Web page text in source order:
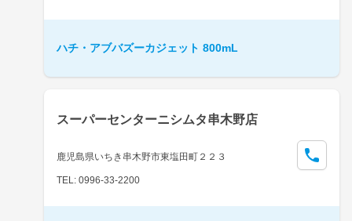
ハチ・アブバズーカジェット 800mL
スーパーセンターニシムタ串木野店
鹿児島県いちき串木野市東塩田町２２３
TEL: 0996-33-2200